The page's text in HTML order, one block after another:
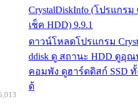
CrystalDiskInfo (โปรแกรม
เช็ค HDD) 9.9.1
ดาวน์โหลดโปรแกรม
ddisk ดู สถานะ HDD ดูอุ
คอมพัง ดูฮาร์ดดิสก์ SSD ทั้
ด้